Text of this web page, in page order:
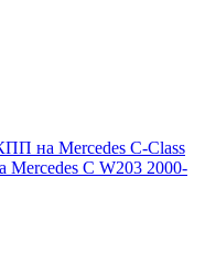
на Mercedes C-Class
Mercedes C W203 2000-